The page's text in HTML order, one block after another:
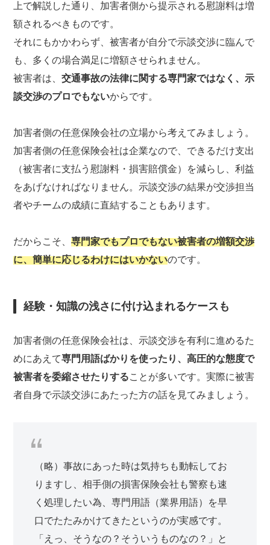
上で解説した通り、加害者側から提示される慰謝料は増
額されるべきものです。
それにもかかわらず、被害者が自分で示談交渉に臨んで
も、多くの場合満足に増額させられません。
被害者は、交通事故の法律に関する専門家ではなく、示
談交渉のプロでもないからです。
加害者側の任意保険会社の立場から考えてみましょう。
加害者側の任意保険会社は企業なので、できるだけ支出
（被害者に支払う慰謝料・損害賠償金）を減らし、利益
をあげなければなりません。示談交渉の結果が交渉担当
者やチームの成績に直結することもあります。
だからこそ、専門家でもプロでもない被害者の増額交渉
に、簡単に応じるわけにはいかないのです。
経験・知識の浅さに付け込まれるケースも
加害者側の任意保険会社は、示談交渉を有利に進めるた
めにあえて専門用語ばかりを使ったり、高圧的な態度で
被害者を委縮させたりすることが多いです。実際に被害
者自身で示談交渉にあたった方の話を見てみましょう。
（略）事故にあった時は気持ちも動転してお
りますし、相手側の損害保険会社も警察も速
く処理したい為、専門用語（業界用語）を早
口でたたみかけてきたというのが実感です。
「えっ、そうなの？そういうものなの？」と